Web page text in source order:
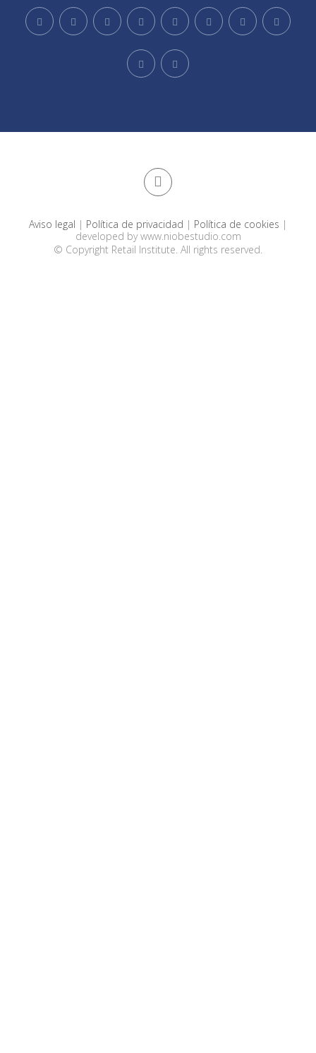
Aviso legal | Política de privacidad | Política de cookies |
developed bywww.niobestudio.com
© Copyright Retail Institute. All rights reserved.